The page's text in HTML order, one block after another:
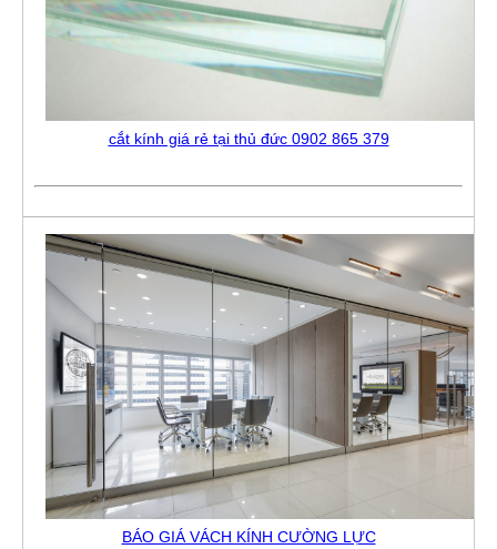
cắt kính giá rẻ tại thủ đức 0902 865 379
BÁO GIÁ VÁCH KÍNH CƯỜNG LỰC